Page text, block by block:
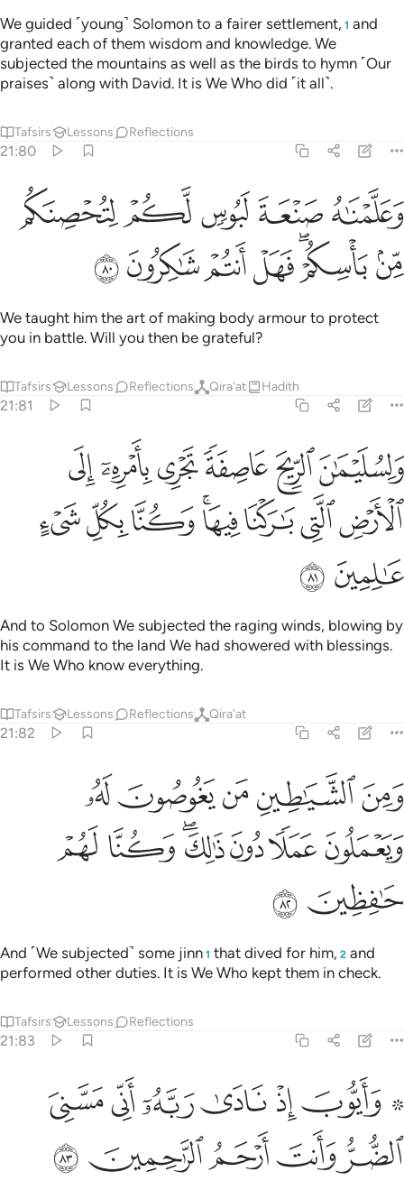
We guided ˹young˺ Solomon to a fairer settlement, 1 and
granted each of them wisdom and knowledge. We
subjected the mountains as well as the birds to hymn ˹Our
praises˺ along with David. It is We Who did ˹it all˺.
Tafsirs Lessons Reflections
21:80
وعلمناه صنعة لبوس لكم لتحصنكم من باسكم فهل انتم شاكرون ٨٠
وَعَلَّمْنَـٰهُ صَنْعَةَ لَبُوسٍۢ لَّكُمْ لِتُحْصِنَكُم مِّنۢ بَأْسِكُمْ ۖ فَهَلْ أَنتُمْ شَـٰكِرُونَ ٨٠
ﲨﲩﲪﲫﲬ
ﲭﲮﲯﲰﲱﲲﲳ
We taught him the art of making body armour to protect
you in battle. Will you then be grateful?
Tafsirs Lessons Reflections Qira'at Hadith
21:81
ولسليمان الريح عاصفة تجري بامره الى الارض التي باركنا فيها وكنا
وَلِسُلَيْمَـٰنَ ٱلرِّيحَ عَاصِفَةًۭ تَجْرِى بِأَمْرِهِۦٓ إِلَى ٱلْأَرْضِ ٱلَّتِى بَـٰرَكْنَا فِيهَا ۚ وَكُنَّا
ﲴﲵﲶﲷﲸﲹ
ﲺﲻﲼﲽﲾﲿﳀﳁ
ﳂ ﳃ
And to Solomon We subjected the raging winds, blowing by
his command to the land We had showered with blessings.
It is We Who know everything.
Tafsirs Lessons Reflections Qira'at
21:82
ومن الشياطين من يغوصون له ويعملون عملا دون ذالك وكنا لهم
وَمِنَ ٱلشَّيَـٰطِينِ مَن يَغُوصُونَ لَهُۥ وَيَعْمَلُونَ عَمَلًۭا دُونَ ذَٰلِكَ ۖ وَكُنَّا لَهُمْ
ﱁﱂﱃﱄﱅ
ﱆﱇﱈﱉﱊﱋ ﱌ
ﱍﱎ
And ˹We subjected˺ some jinn 1 that dived for him, 2 and
performed other duties. It is We Who kept them in check.
Tafsirs Lessons Reflections
21:83
۞ وايوب اذ نادى ربه اني مسني الضر وانت ارحم الراحمين ٨٣
۞ وَأَيُّوبَ إِذْ نَادَىٰ رَبَّهُۥٓ أَنِّى مَسَّنِىَ ٱلضُّرُّ وَأَنتَ أَرْحَمُ ٱلرَّٰحِمِينَ
ﱏ ﱐﱑ ﱒﱓﱔﱕ
ﱖﱗﱘﱙ ﱚ